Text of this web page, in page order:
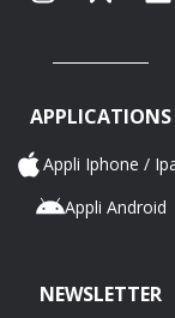
APPLICATIONS
Appli Iphone /
Appli Android
NEWSLETTER